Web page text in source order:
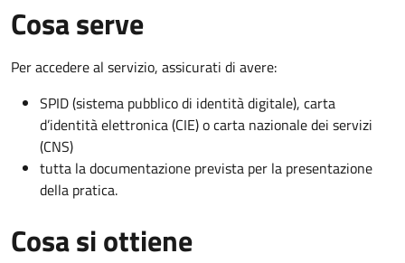
Cosa serve
Per accedere al servizio, assicurati di avere:
SPID (sistema pubblico di identità digitale), carta
d’identità elettronica (CIE) o carta nazionale dei servizi
(CNS)
tutta la documentazione prevista per la presentazione
della pratica.
Cosa si ottiene